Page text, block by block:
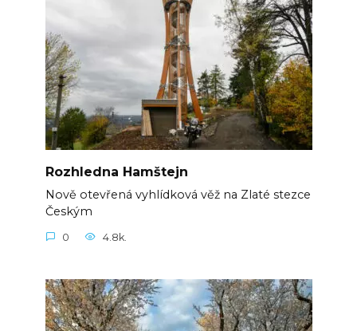
Rozhledna Hamštejn
Nově otevřená vyhlídková věž na Zlaté stezce
Českým
0 4.8k.